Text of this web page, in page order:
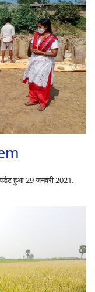
हुआ 29 जनवरी 2021.